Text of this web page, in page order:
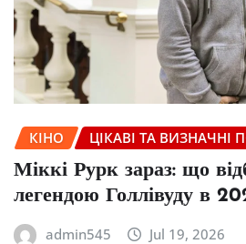
КІНО ЦІКАВІ ТА ВИЗНАЧНІ
Міккі Рурк зараз: що
легендою Голлівуду в
admin545 Jul 19, 2026